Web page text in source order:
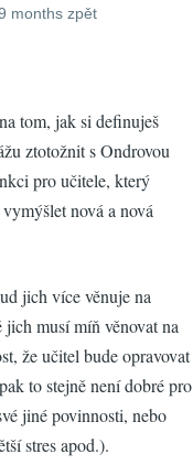
months zpět
tom, jak si definuješ
ztotožnit s Ondrovou
pro učitele, který
nová a nová
jich více věnuje na
musí míň věnovat na
že učitel bude opravovat
to stejně není dobré pro
jiné povinnosti, nebo
stres apod.).